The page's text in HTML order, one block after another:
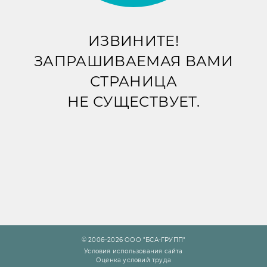
ИЗВИНИТЕ!
ЗАПРАШИВАЕМАЯ ВАМИ
СТРАНИЦА
НЕ СУЩЕСТВУЕТ.
© 2006–2026 ООО "БСА-ГРУПП"
Условия использования сайта
Оценка условий труда